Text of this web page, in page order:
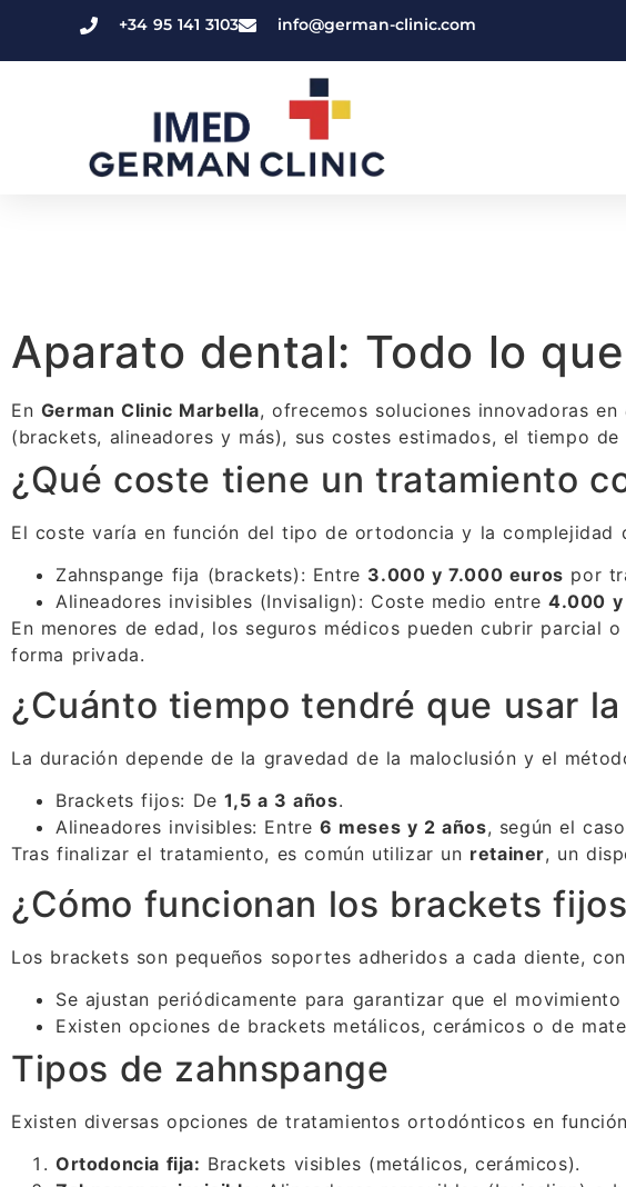
+34 95 141 3103 info@german-clinic.com
Aparato dental: Todo lo
En German Clinic Marbella, ofrecemos soluciones innovadoras en
(brackets, alineadores y más), sus costes estimados, el tiempo
¿Qué coste tiene un tratamiento
El coste varía en función del tipo de ortodoncia y la complejidad
Zahnspange fija (brackets): Entre 3.000 y 7.000 euros por
Alineadores invisibles (Invisalign): Coste medio entre 4.000
En menores de edad, los seguros médicos pueden cubrir parcial
forma privada.
¿Cuánto tiempo tendré que usar
La duración depende de la gravedad de la maloclusión y el
Brackets fijos: De1,5 a 3 años.
Alineadores invisibles: Entre 6 meses y 2 años, según el
Tras finalizar el tratamiento, es común utilizar un retainer, un
¿Cómo funcionan los brackets
Los brackets son pequeños soportes adheridos a cada diente,
Se ajustan periódicamente para garantizar que el
Existen opciones de brackets metálicos, cerámicos o de
Tipos de zahnspange
Existen diversas opciones de tratamientos ortodónticos en
Ortodoncia fija: Brackets visibles (metálicos, cerámicos).